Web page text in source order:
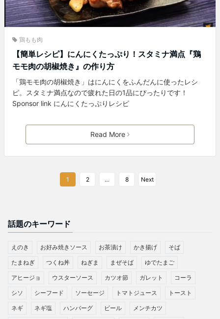
鶏もも肉
【簡単レシピ】にんにくたっぷり！スタミナ満点『鶏
モモ肉の胡椒焼き』の作り方
「鶏モモ肉の胡椒焼き」はにんにくをふんだんに使ったレシ
ピ。スタミナ満点なので疲れた日の1品にぴったりです！
Sponsor link にんにくたっぷりレシピ
Read More
1 2 … 8 Next
話題のキーワード
えのき お好み焼きソース お茶漬け かき揚げ そば
たまねぎ つくね丼 ねぎま まぜそば ゆでたまご
アヒージョ ウスターソース カツオ節 ガレット コーラ
シソ シーフード ソーセージ トマトジュース トースト
ネギ ネギ塩 ハンバーグ ビール メンチカツ